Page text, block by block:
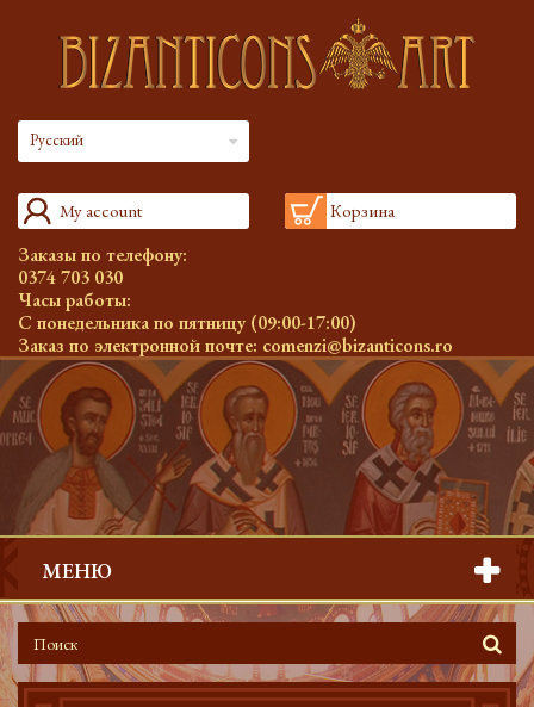
Русский
My account Корзина
Заказы по телефону:
0374 703 030
Часы работы:
С понедельника по пятницу (09:00-17:00)
Заказ по электронной почте: comenzi@bizanticons.ro
МЕНЮ